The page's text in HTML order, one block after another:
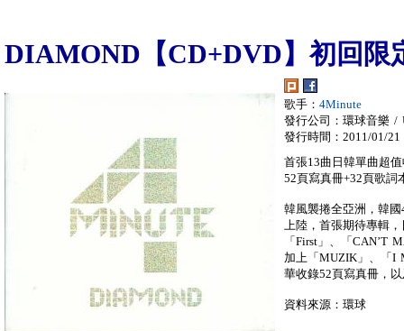
DIAMOND【CD+DVD】初回限
歌手： 4Minute
發行公司：環球音樂 /
發行時間：2011/01/21
首張13曲日韓單曲超
52頁寫真冊+32頁歌詞
韓風襲捲全亞洲，韓
上陸，首張期待專輯
「First」、「CAN’T
加上「MUZIK」、「I
華收錄52頁寫真冊，
資料來源：環球